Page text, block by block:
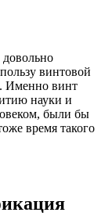
довольно
винтовой
Именно винт
науки и
были бы
время такого